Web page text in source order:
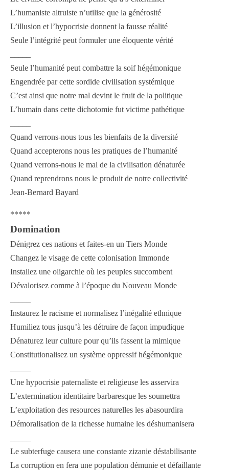
L’humaniste altruiste n’utilise que la générosité
L’illusion et l’hypocrisie donnent la fausse réalité
Seule l’intégrité peut formuler une éloquente vérité
Seule l’humanité peut combattre la soif hégémonique
Engendrée par cette sordide civilisation systémique
C’est ainsi que notre mal devint le fruit de la politique
L’humain dans cette dichotomie fut victime pathétique
Quand verrons-nous tous les bienfaits de la diversité
Quand accepterons nous les pratiques de l’humanité
Quand verrons-nous le mal de la civilisation dénaturée
Quand reprendrons nous le produit de notre collectivité
Jean-Bernard Bayard
*****
Domination
Dénigrez ces nations et faites-en un Tiers Monde
Changez le visage de cette colonisation Immonde
Installez une oligarchie où les peuples succombent
Dévalorisez comme à l’époque du Nouveau Monde
Instaurez le racisme et normalisez l’inégalité ethnique
Humiliez tous jusqu’à les détruire de façon impudique
Dénaturez leur culture pour qu’ils fassent la mimique
Constitutionalisez un système oppressif hégémonique
Une hypocrisie paternaliste et religieuse les asservira
L’extermination identitaire barbaresque les soumettra
L’exploitation des resources naturelles les abasourdira
Démoralisation de la richesse humaine les déshumanisera
Le subterfuge causera une constante zizanie déstabilisante
La corruption en fera une population démunie et défaillante